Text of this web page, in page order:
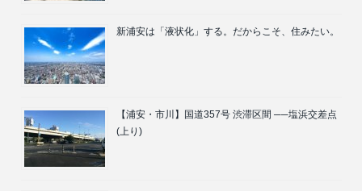
新浦安は「液状化」する。だからこそ、住みたい。
【浦安・市川】国道357号 渋滞区間 ──塩浜交差点
(上り)